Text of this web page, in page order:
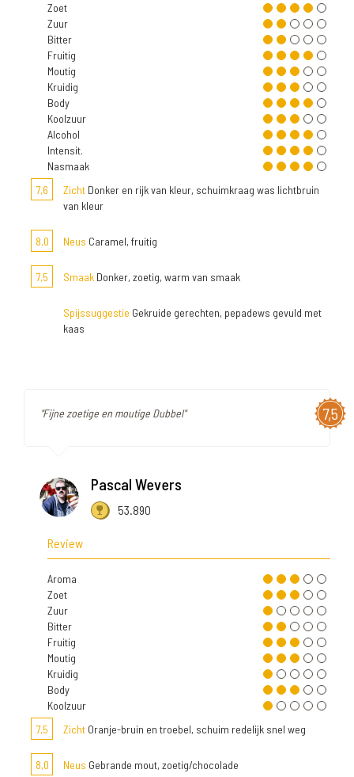
Zoet
Zuur
Bitter
Fruitig
Moutig
Kruidig
Body
Koolzuur
Alcohol
Intensit.
Nasmaak
7,6
Zicht Donker en rijk van kleur, schuimkraag was lichtbruin
van kleur
8,0 Neus Caramel, fruitig
7,5 Smaak Donker, zoetig, warm van smaak
Spijssuggestie Gekruide gerechten, pepadews gevuld met
kaas
7,5
"Fijne zoetige en moutige Dubbel"
Pascal Wevers
53.890
Review
Aroma
Zoet
Zuur
Bitter
Fruitig
Moutig
Kruidig
Body
Koolzuur
7,5
Zicht Oranje-bruin en troebel, schuim redelijk snel weg
8,0 Neus Gebrande mout, zoetig/chocolade